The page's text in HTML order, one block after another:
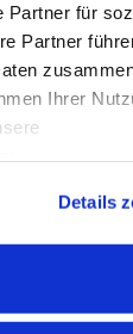
Partner für
Partner
Ihrer
Details